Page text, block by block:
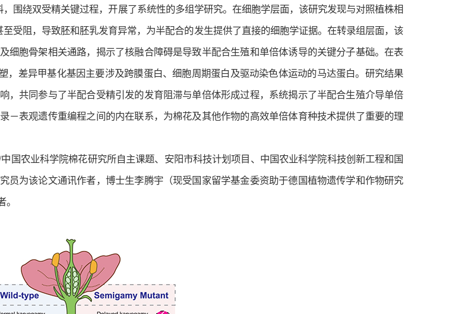
围绕双受精关键过程，开展了系统性的多组学研究。在细胞学层面，该研究发现与对照植株相
受阻，导致胚和胚乳发育异常，为半配合的发生提供了直接的细胞学证据。在转录组层面，该
细胞骨架相关通路，揭示了核融合障碍是导致半配合生殖和单倍体诱导的关键分子基础。在表
，差异甲基化基因主要涉及跨膜蛋白、细胞周期蛋白及驱动染色体运动的马达蛋白。研究结果
，共同参与了半配合受精引发的发育阻滞与单倍体形成过程，系统揭示了半配合生殖介导单倍
－表观遗传重编程之间的内在联系，为棉花及其他作物的高效单倍体育种技术提供了重要的理
国农业科学院棉花研究所自主课题、安阳市科技计划项目、中国农业科学院科技创新工程和国
员为该论文通讯作者，博士生李腾宇（现受国家留学基金委资助于德国植物遗传学和作物研究